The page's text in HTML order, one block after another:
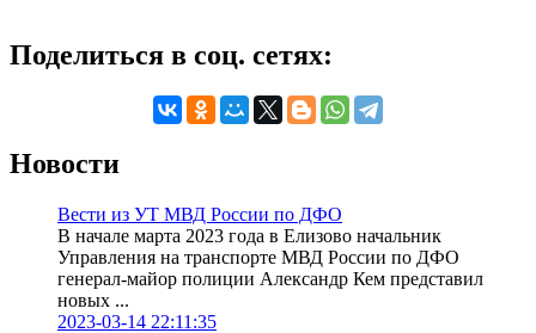
Поделиться в соц. сетях:
Новости
Вести из УТ МВД России по ДФО
В начале марта 2023 года в Елизово начальник
Управления на транспорте МВД России по ДФО
генерал-майор полиции Александр Кем представил
новых ...
2023-03-14 22:11:35